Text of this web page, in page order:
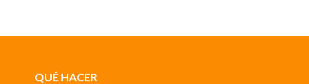
QUÉ HACER